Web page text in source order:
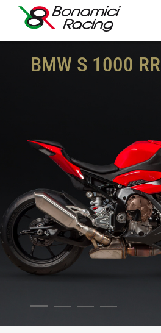
BMW S 1000 RR